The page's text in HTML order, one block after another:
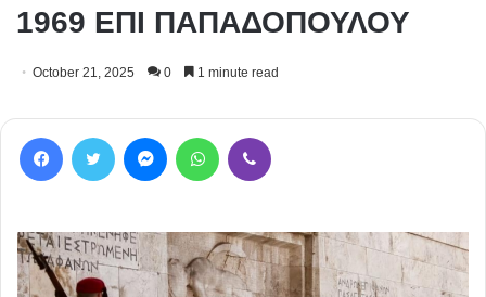
1969 ΕΠΙ ΠΑΠΑΔΟΠΟΥΛΟΥ
October 21, 2025 0 1 minute read
Facebook Twitter MessengerWhatsApp